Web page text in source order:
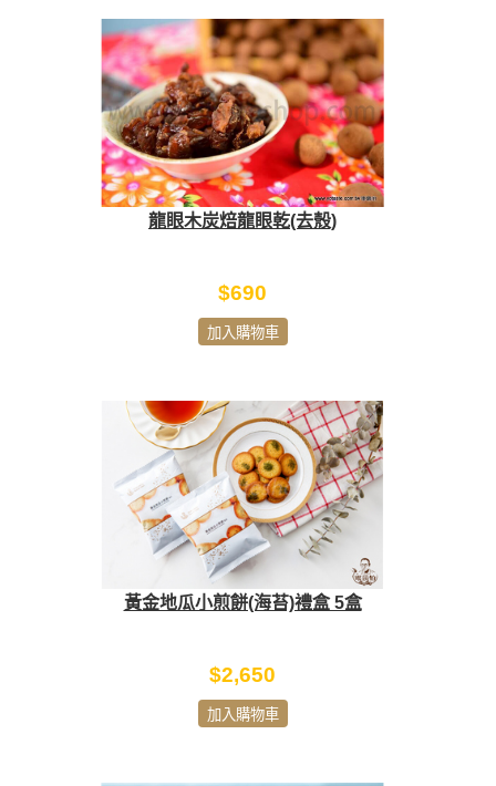
龍眼木炭焙龍眼乾(去殼)
$690
加入購物車
黃金地瓜小煎餅(海苔)禮盒 5盒
$2,650
加入購物車